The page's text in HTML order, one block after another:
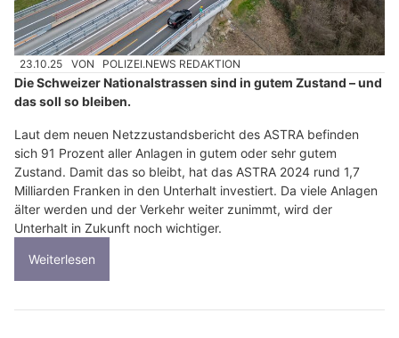
23.10.25 VON POLIZEI.NEWS REDAKTION
Die Schweizer Nationalstrassen sind in gutem Zustand – und
das soll so bleiben.
Laut dem neuen Netzzustandsbericht des ASTRA befinden
sich 91 Prozent aller Anlagen in gutem oder sehr gutem
Zustand. Damit das so bleibt, hat das ASTRA 2024 rund 1,7
Milliarden Franken in den Unterhalt investiert. Da viele Anlagen
älter werden und der Verkehr weiter zunimmt, wird der
Unterhalt in Zukunft noch wichtiger.
Weiterlesen